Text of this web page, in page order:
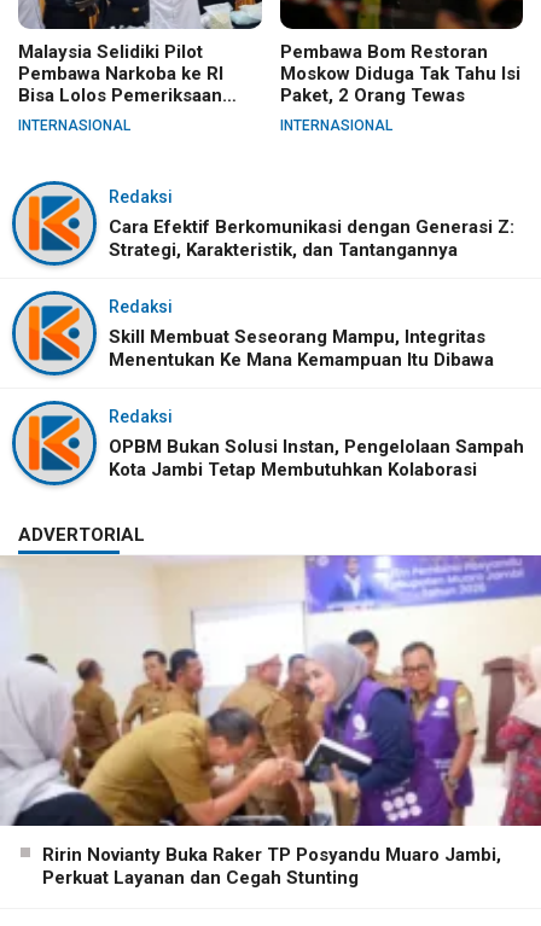
Malaysia Selidiki Pilot
Pembawa Narkoba ke RI
Bisa Lolos Pemeriksaan
KLIA
INTERNASIONAL
Pembawa Bom Restoran
Moskow Diduga Tak Tahu Isi
Paket, 2 Orang Tewas
INTERNASIONAL
Redaksi
Cara Efektif Berkomunikasi dengan Generasi Z:
Strategi, Karakteristik, dan Tantangannya
Redaksi
Skill Membuat Seseorang Mampu, Integritas
Menentukan Ke Mana Kemampuan Itu Dibawa
Redaksi
OPBM Bukan Solusi Instan, Pengelolaan Sampah
Kota Jambi Tetap Membutuhkan Kolaborasi
ADVERTORIAL
Ririn Novianty Buka Raker TP Posyandu Muaro Jambi,
Perkuat Layanan dan Cegah Stunting